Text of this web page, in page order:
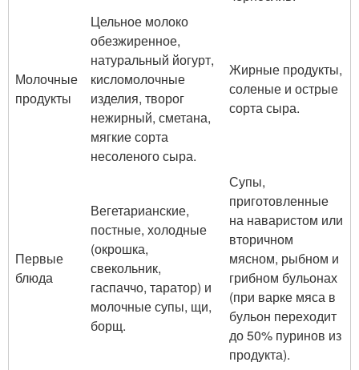
Молочные
продукты
Цельное молоко
обезжиренное,
натуральный йогурт,
кисломолочные
изделия, творог
нежирный, сметана,
мягкие сорта
несоленого сыра.
Жирные продукты,
соленые и острые
сорта сыра.
Первые
блюда
Вегетарианские,
постные, холодные
(окрошка,
свекольник,
гаспаччо, таратор) и
молочные супы, щи,
борщ.
Супы,
приготовленные
на наваристом или
вторичном
мясном, рыбном и
грибном бульонах
(при варке мяса в
бульон переходит
до 50% пуринов из
продукта).